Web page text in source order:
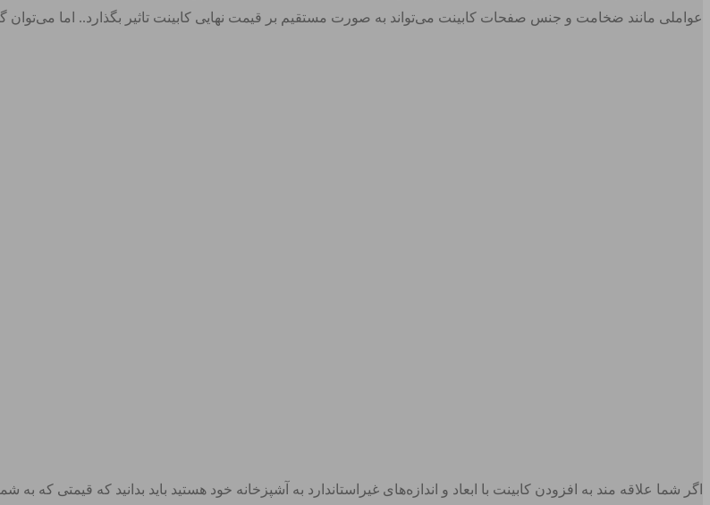
عواملی مانند ضخامت و جنس صفحات کابینت می‌تواند به صورت مستقیم بر قیمت نهایی کابینت تاثیر بگذارد.. اما
اگر شما علاقه‌ مند به افزودن کابینت با ابعاد و اندازه‌های غیراستاندارد به آشپزخانه خود هستید باید بدانید که قیمتی که